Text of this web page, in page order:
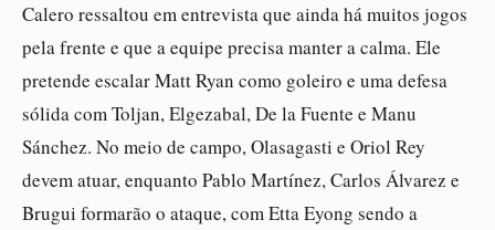
Calero ressaltou em entrevista que ainda há muitos jogos
pela frente e que a equipe precisa manter a calma. Ele
pretende escalar Matt Ryan como goleiro e uma defesa
sólida com Toljan, Elgezabal, De la Fuente e Manu
Sánchez. No meio de campo, Olasagasti e Oriol Rey
devem atuar, enquanto Pablo Martínez, Carlos Álvarez e
Brugui formarão o ataque, com Etta Eyong sendo a